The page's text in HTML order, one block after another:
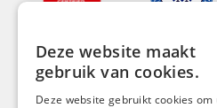
Deze website maakt
gebruik van cookies.
Deze website gebruikt cookies om